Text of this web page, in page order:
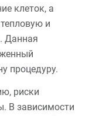
клеток, а
и
Данная
процедуру.
риски
В зависимости